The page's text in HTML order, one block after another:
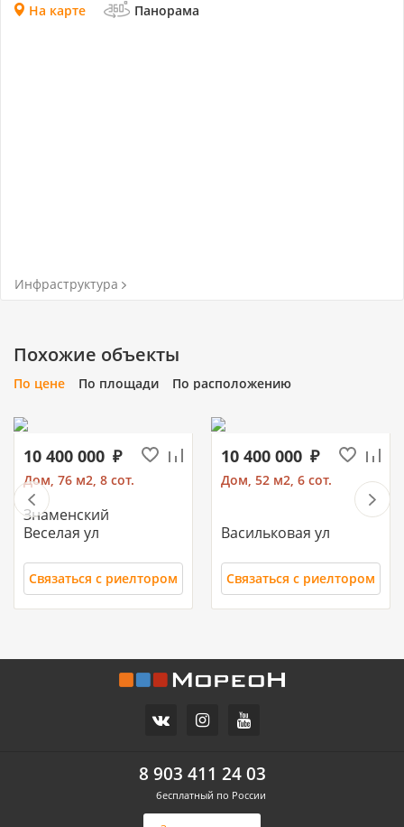
На карте Панорама
Инфраструктура
Похожие объекты
По цене По площади По расположению
10 400 000
Дом, 76 м2, 8 сот.
Знаменский
Веселая ул
Связаться с риелтором
10 400 000
Дом, 52 м2, 6 сот.
Васильковая ул
Связаться с риелтором
10 500 000
Дом, 71 м2, 3 сот.
8 903 411 24 03
бесплатный по России